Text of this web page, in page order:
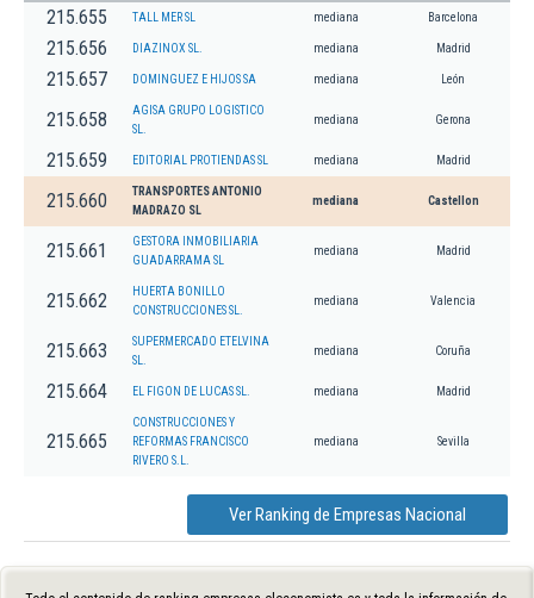
215.655 TALL MER SL mediana Barcelona
215.656 DIAZINOX SL. mediana Madrid
215.657 DOMINGUEZ E HIJOS SA mediana León
215.658
AGISA GRUPO LOGISTICO
SL.
mediana Gerona
215.659 EDITORIAL PROTIENDAS SL mediana Madrid
215.660
TRANSPORTES ANTONIO
MADRAZO SL
mediana Castellon
215.661
GESTORA INMOBILIARIA
GUADARRAMA SL
mediana Madrid
215.662
HUERTA BONILLO
CONSTRUCCIONES SL.
mediana Valencia
215.663
SUPERMERCADO ETELVINA
SL.
mediana Coruña
215.664 EL FIGON DE LUCAS SL. mediana Madrid
215.665
CONSTRUCCIONES Y
REFORMAS FRANCISCO
RIVERO S.L.
mediana Sevilla
Ver Ranking de Empresas Nacional